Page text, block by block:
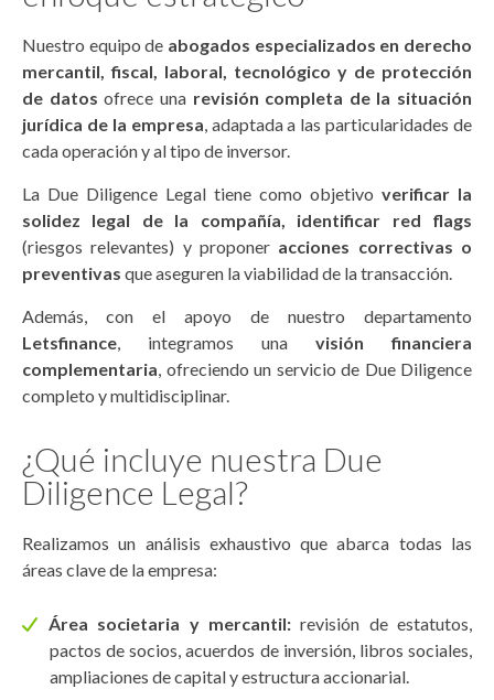
Nuestro equipo de abogados especializados en derecho
mercantil, fiscal, laboral, tecnológico y de protección
de datos ofrece una revisión completa de la situación
jurídica de la empresa, adaptada a las particularidades de
cada operación y al tipo de inversor.
La Due Diligence Legal tiene como objetivo verificar la
solidez legal de la compañía, identificar red flags
(riesgos relevantes) y proponer acciones correctivas o
preventivas que aseguren la viabilidad de la transacción.
Además, con el apoyo de nuestro departamento
Letsfinance, integramos una visión financiera
complementaria, ofreciendo un servicio de Due Diligence
completo y multidisciplinar.
¿Qué incluye nuestra Due
Diligence Legal?
Realizamos un análisis exhaustivo que abarca todas las
áreas clave de la empresa:
Área societaria y mercantil: revisión de estatutos,
pactos de socios, acuerdos de inversión, libros sociales,
ampliaciones de capital y estructura accionarial.